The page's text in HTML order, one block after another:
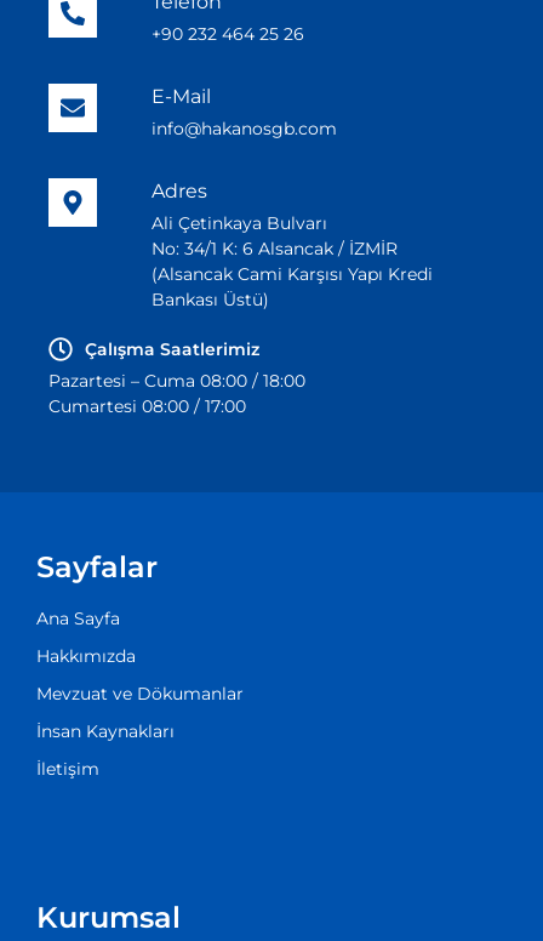
+90 232 464 25 26
E-Mail
info@hakanosgb.com
Adres
Ali Çetinkaya Bulvarı
No: 34/1 K: 6 Alsancak / İZMİR
(Alsancak Cami Karşısı Yapı Kredi
Bankası Üstü)
Çalışma Saatlerimiz
Pazartesi – Cuma 08:00 / 18:00
Cumartesi 08:00 / 17:00
Sayfalar
Ana Sayfa
Hakkımızda
Mevzuat ve Dökumanlar
İnsan Kaynakları
İletişim
Kurumsal